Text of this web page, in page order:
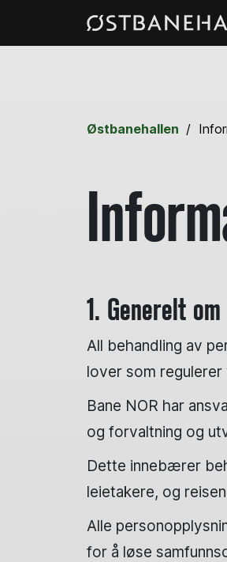
Østbanehallen
1. Generelt
All behandling av
lover som
Bane NOR har
og forvaltning og
Dette innebærer
leietakere, og
Alle
for å løse